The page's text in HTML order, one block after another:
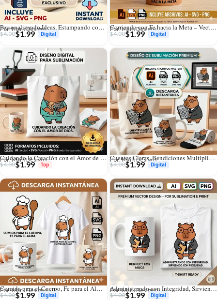
Personalizando Ideas, Estampando con Fe – Vector Cristiano Capibara Sublimador para Sublimar
Por: Mark Designs
$4.00$1.99
Corriendo con Fe hacia la Meta – Vector Cristiano Capibara Futbolista para Sublimar
Por: Mark Designs
$4.00$1.99
Cuidando la Creación con el Amor de Dios – Vector Cristiano Capibara Veterinario para Sublimar
Por: Mark Designs
$4.00$1.99
Cuentas Claras, Bendiciones Multiplicadas – Vector Cristiano Capibara Contador para Sublimar
Por: Mark Designs
$4.00$1.99
Comida para el Cuerpo, Fe para el Alma – Vector Cristiano Capibara Chef para Sublimar
Por: Mark Designs
$4.00$1.99
Administrando con Integridad, Sirviendo con Fidelidad – Vector Cristiano Capibara Administrador para Sublimar
Por: Mark Designs
$4.00$1.99